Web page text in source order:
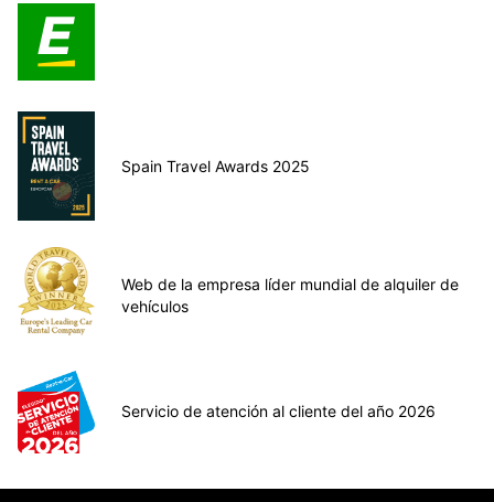
Spain Travel Awards 2025
Web de la empresa líder mundial de alquiler de
vehículos
Servicio de atención al cliente del año 2026